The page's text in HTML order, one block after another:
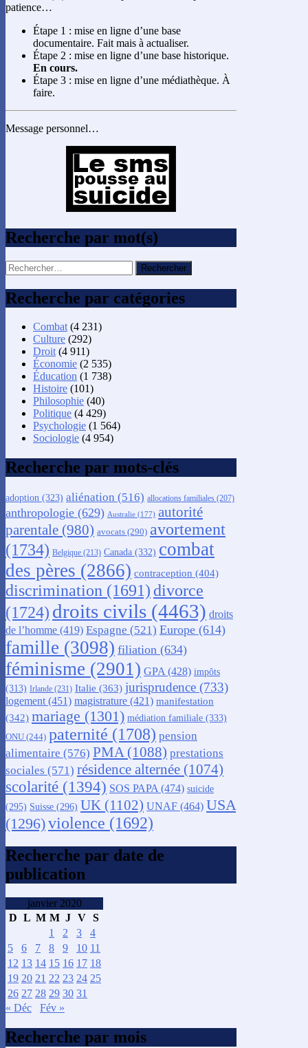
patience…
Étape 1 : mise en ligne d’une base
documentaire. Fait mais à actualiser.
Étape 2 : mise en ligne d’une base historique.
En cours.
Étape 3 : mise en ligne d’une médiathèque. À
faire.
Message personnel…
Recherche par mot(s)
Rechercher :
Recherche par catégories
Combat(4 231)
Culture (292)
Droit(4 911)
Économie (2 535)
Éducation (1 738)
Histoire (101)
Philosophie (40)
Politique (4 429)
Psychologie (1 564)
Sociologie (4 954)
Recherche par mots-clés
adoption (323) aliénation (516) allocations familiales (207)
anthropologie (629) Australie (177) autorité
parentale (980) avocats (290) avortement
(1734) Belgique (213) Canada (332) combat
des pères (2866) contraception (404)
discrimination (1691) divorce
(1724) droits civils (4463) droits
de l’homme (419) Espagne (521) Europe (614)
famille (3098) filiation (634)
féminisme (2901) GPA (428) impôts
(313) Irlande (231) Italie (363) jurisprudence (733)
logement (451) magistrature (421) manifestation
(342) mariage (1301) médiation familiale (333)
ONU (244) paternité (1708) pension
alimentaire (576) PMA(1088) prestations
sociales (571) résidence alternée (1074)
scolarité (1394) SOS PAPA(474) suicide
(295) Suisse (296) UK (1102) UNAF (464) USA
(1296)violence (1692)
Recherche par date de
publication
janvier 2020
D L M M J V S
1
2 3
4
5
6 7 8 9 10 11
12 13 14 15 16 17 18
19 20 21 22 23 24 25
26 27 28 29 30 31
« Déc
Fév »
Recherche par mois